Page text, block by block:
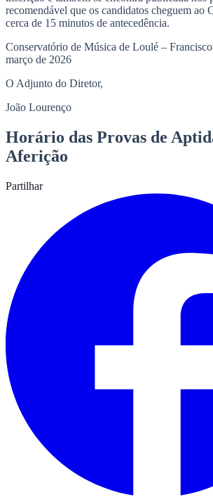
recomendável que os candidatos cheguem ao
cerca de 15 minutos de antecedência.
Conservatório de Música de Loulé –
março de 2026
O Adjunto do Diretor,
João Lourenço
Horário das Provas de
Aferição
Partilhar